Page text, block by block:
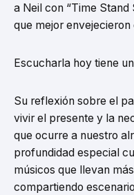
a Neil con “Time Stand
que mejor
Escucharla hoy tiene
Su reflexión sobre el
vivir el presente y la
que ocurre a nuestro
profundidad especial
músicos que llevan
compartiendo